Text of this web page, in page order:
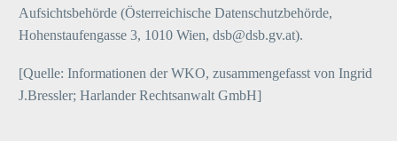
Aufsichtsbehörde (Österreichische Datenschutzbehörde,
Hohenstaufengasse 3, 1010 Wien, dsb@dsb.gv.at).
[Quelle: Informationen der WKO, zusammengefasst von Ingrid
J.Bressler; Harlander Rechtsanwalt GmbH]